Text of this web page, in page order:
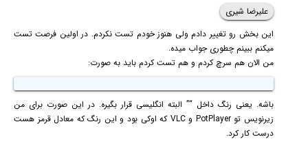
علیرضا شیری
این بخش رو تغییر دادم ولی هنوز خودم تست نکردم. در اولین فرصت تست
میکنم ببینم چطوری جواب میده.
من الان هم سرچ کردم و هم تست کردم باید به صورت:
باشه. یعنی رنگ داخل “” البته انگلیسی قرار بگیره. در این صورت برای من
زیرنویس تو PotPlayer و VLC که اوکی بود و این رنگ که معادل قرمز هست
درست کار کرد.